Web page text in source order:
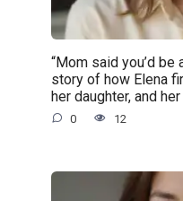
“Mom said you’d
story of how Elena
her daughter, and
0 12